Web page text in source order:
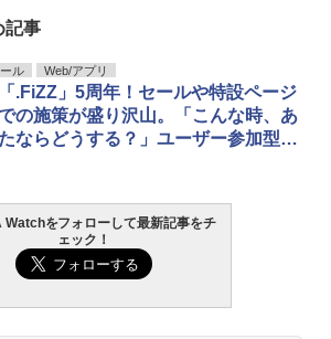
記事
ル Web/アプリ
.FiZZ」5周年！セールや特設ページ
の施策が盛り沢山。「こんな時、あ
ならどうする？」ユーザー参加型キ
Watchをフォローして最新記事をチ
ェック！